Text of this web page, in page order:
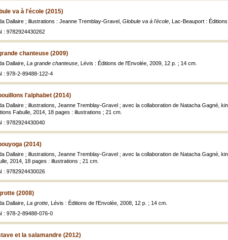
va à l'école (2015)
Dallaire ; illustrations : Jeanne Tremblay-Gravel, Globule va à l'école , Lac-Beauport :
: 9782924430262
chanteuse (2009)
Dallaire, La grande chanteuse , Lévis : Éditions de l'Envolée, 2009, 12 p. ; 14 cm.
: 978-2-89488-122-4
l'alphabet (2014)
Dallaire ; illustrations, Jeanne Tremblay-Gravel ; avec la collaboration de Natacha Gagné,
Fabulle, 2014, 18 pages : illustrations ; 21 cm.
: 9782924430040
(2014)
Dallaire ; illustrations, Jeanne Tremblay-Gravel ; avec la collaboration de Natacha Gagné,
2014, 18 pages : illustrations ; 21 cm.
: 9782924430026
(2008)
Dallaire, La grotte , Lévis : Éditions de l'Envolée, 2008, 12 p. ; 14 cm.
: 978-2-89488-076-0
et la salamandre (2012)